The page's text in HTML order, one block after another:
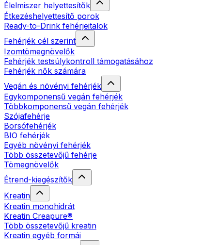
Élelmiszer helyettesítők
Étkezéshelyettesítő porok
Ready-to-Drink fehérjeitalok
Fehérjék cél szerint
Izomtömegnövelők
Fehérjék testsúlykontroll támogatásához
Fehérjék nők számára
Vegán és növényi fehérjék
Egykomponensű vegán fehérjék
Többkomponensű vegán fehérjék
Szójafehérje
Borsófehérjék
BIO fehérjék
Egyéb növényi fehérjék
Több összetevőjű fehérje
Tömegnövelők
Étrend-kiegészítők
Kreatin
Kreatin monohidrát
Kreatin Creapure®
Több összetevőjű kreatin
Kreatin egyéb formái